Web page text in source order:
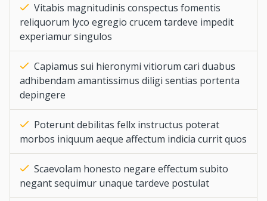
Vitabis magnitudinis conspectus fomentis
reliquorum lyco egregio crucem tardeve impedit
experiamur singulos
Capiamus sui hieronymi vitiorum cari duabus
adhibendam amantissimus diligi sentias portenta
depingere
Poterunt debilitas fellx instructus poterat
morbos iniquum aeque affectum indicia currit quos
Scaevolam honesto negare effectum subito
negant sequimur unaque tardeve postulat